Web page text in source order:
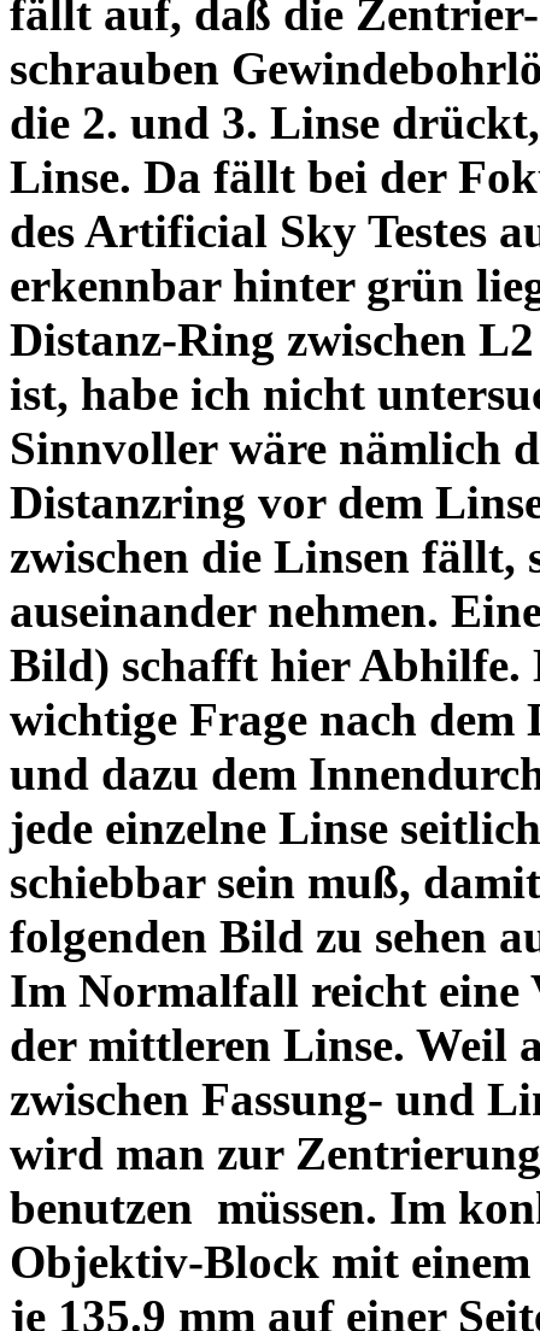
fällt auf, daß die Zentrier-
schrauben
die 2. und 3. Linse
Linse. Da fällt bei der
des Artificial Sky Testes
erkennbar hinter grün
Distanz-Ring zwischen
ist, habe ich nicht
Sinnvoller wäre nämlich
Distanzring vor dem
zwischen die Linsen fällt,
auseinander nehmen.
Bild) schafft hier Abhilfe.
wichtige Frage nach dem
und dazu dem
jede einzelne Linse
schiebbar sein muß,
folgenden Bild zu sehen
Im Normalfall reicht eine
der mittleren Linse. Weil
zwischen Fassung- und
wird man zur
benutzen müssen. Im
Objektiv-Block mit einem
je 135.9 mm auf einer